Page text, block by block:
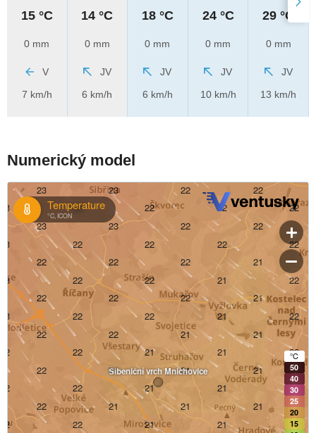
15 °C
0 mm
V
7 km/h
14 °C
0 mm
JV
6 km/h
18 °C
0 mm
JV
6 km/h
24 °C
0 mm
JV
10 km/h
29 °C
0 mm
JV
13 km/h
Numerický model